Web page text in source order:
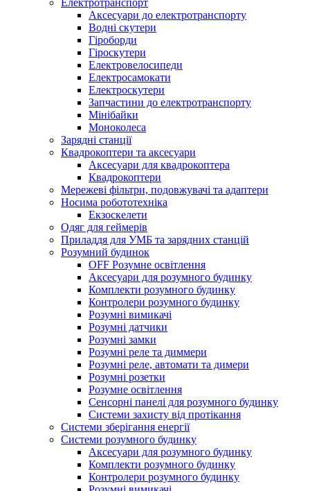
Електротранспорт
Аксесуари до електротранспорту
Водні скутери
Гіроборди
Гіроскутери
Електровелосипеди
Електросамокати
Електроскутери
Запчастини до електротранспорту
Мінібайки
Моноколеса
Зарядні станції
Квадрокоптери та аксесуари
Аксесуари для квадрокоптера
Квадрокоптери
Мережеві фільтри, подовжувачі та адаптери
Носима робототехніка
Екзоскелети
Одяг для геймерів
Приладдя для УМБ та зарядних станцій
Розумний будинок
OFF Розумне освітлення
Аксесуари для розумного будинку
Комплекти розумного будинку
Контролери розумного будинку
Розумні вимикачі
Розумні датчики
Розумні замки
Розумні реле та диммери
Розумні реле, автомати та димери
Розумні розетки
Розумне освітлення
Сенсорні панелі для розумного будинку
Системи захисту від протікання
Системи зберігання енергії
Системи розумного будинку
Аксесуари для розумного будинку
Комплекти розумного будинку
Контролери розумного будинку